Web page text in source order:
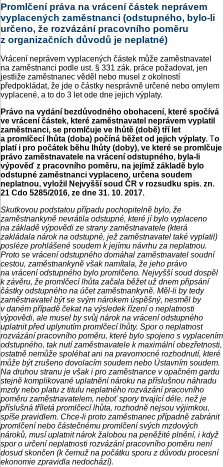
Promlčení práva na vrácení částek neprávem
vyplacených zaměstnanci (odstupného, bylo-li
určeno, že rozvázání pracovního poměru
z organizačních důvodů je neplatné)
Vrácení neprávem vyplacených částek může zaměstnavatel
na zaměstnanci podle ust. § 331 zák. práce požadovat, jen
jestliže zaměstnanec věděl nebo musel z okolností
předpokládat, že jde o částky nesprávně určené nebo omylem
vyplacené, a to do 3 let ode dne jejich výplaty.
Právo na vydání bezdůvodného obohacení, které spočívá
ve vrácení částek, které zaměstnavatel neprávem vyplatil
zaměstnanci, se promlčuje ve lhůtě (době) tří let
a promlčecí lhůta (doba) počíná běžet od jejich výplaty. To
platí i pro počátek běhu lhůty (doby), ve které se promlčuje
právo zaměstnavatele na vrácení odstupného, byla-li
výpověď z pracovního poměru, na jejímž základě bylo
odstupné zaměstnanci vyplaceno, určena soudem
neplatnou, vyložil Nejvyšší soud ČR v rozsudku spis. zn.
21 Cdo 5285/2016, ze dne 31. 10. 2017.
Skutkovou podstatou případu pochopitelně bylo, že
zaměstnankyně nevrátila odstupné, které jí bylo vyplaceno
na základě výpovědi ze strany zaměstnavatele (která
zakládala nárok na odstupné, jež zaměstnavatel také vyplatil)
posléze prohlášené soudem k jejímu návrhu za neplatnou.
Proto se vrácení odstupného domáhal zaměstnavatel soudní
cestou, zaměstnankyně však namítala, že jeho právo
na vrácení odstupného bylo promlčeno. Nejvyšší soud dospěl
k závěru, že promlčecí lhůta začala běžet už dnem připsání
částky odstupného na účet zaměstnankyně. Měl-li by tedy
zaměstnavatel být se svým nárokem úspěšný, nesměl by
v daném případě čekat na výsledek řízení o neplatnosti
výpovědi, ale musel by svůj nárok na vrácení odstupného
uplatnit před uplynutím promlčecí lhůty. Spor o neplatnost
rozvázání pracovního poměru, které bylo spojeno s vyplacením
odstupného, tak nutí zaměstnavatele k maximální obezřetnosti,
ostatně nemůže spoléhat ani na pravomocné rozhodnutí, které
může být zrušeno dovolacím soudem nebo Ústavním soudem.
Na druhou stranu je však i pro zaměstnance v opačném gardu
stejně komplikované uplatnění nároku na příslušnou náhradu
mzdy nebo platu z titulu neplatného rozvázání pracovního
poměru zaměstnavatelem, neboť spory trvající déle, než je
příslušná tříletá promlčecí lhůta, rozhodně nejsou výjimkou,
spíše pravidlem. Chce-li proto zaměstnanec případně zabránit
promlčení nebo částečnému promlčení svých mzdových
nároků, musí uplatnit nárok žalobou na peněžité plnění, i když
spor o určení neplatnosti rozvázání pracovního poměru není
dosud skončen (k čemuž na počátku sporu z důvodu procesní
ekonomie zpravidla nedochází).